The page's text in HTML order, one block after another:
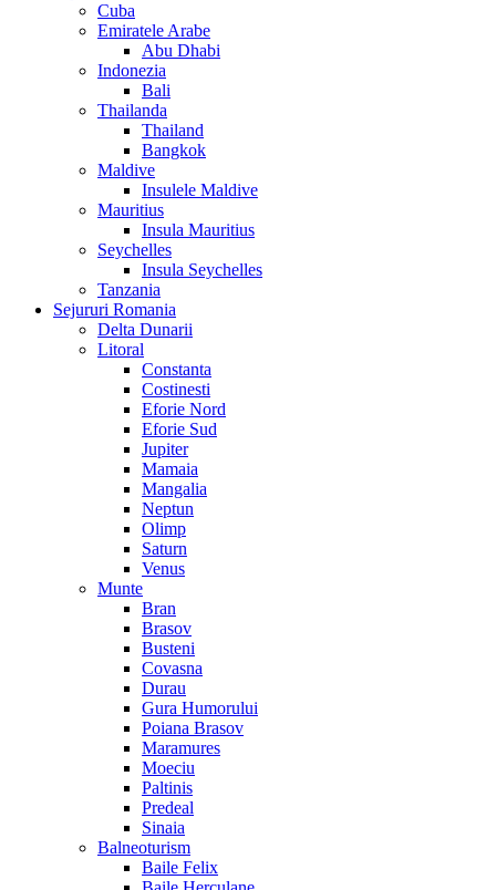
Cuba
Emiratele Arabe
Abu Dhabi
Indonezia
Bali
Thailanda
Thailand
Bangkok
Maldive
Insulele Maldive
Mauritius
Insula Mauritius
Seychelles
Insula Seychelles
Tanzania
Sejururi Romania
Delta Dunarii
Litoral
Constanta
Costinesti
Eforie Nord
Eforie Sud
Jupiter
Mamaia
Mangalia
Neptun
Olimp
Saturn
Venus
Munte
Bran
Brasov
Busteni
Covasna
Durau
Gura Humorului
Poiana Brasov
Maramures
Moeciu
Paltinis
Predeal
Sinaia
Balneoturism
Baile Felix